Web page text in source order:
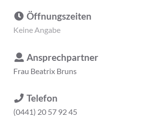
Öffnungszeiten
Keine Angabe
Ansprechpartner
Frau Beatrix Bruns
Telefon
(0441) 20 57 92 45